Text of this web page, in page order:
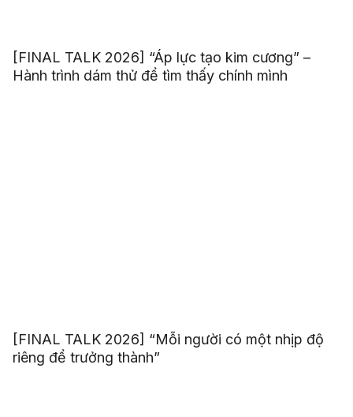
[FINAL TALK 2026] “Áp lực tạo kim cương” –
Hành trình dám thử để tìm thấy chính mình
[FINAL TALK 2026] “Mỗi người có một nhịp độ
riêng để trưởng thành”